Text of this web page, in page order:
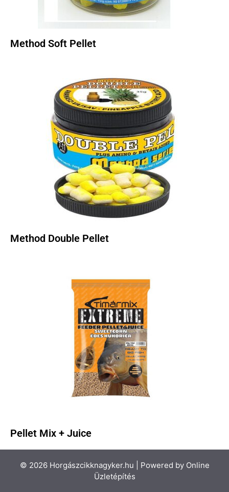
Method Soft Pellet
Method Double Pellet
Pellet Mix + Juice
© 2026 Horgászcikknagyker.hu | Powered by Online
Üzletépítés